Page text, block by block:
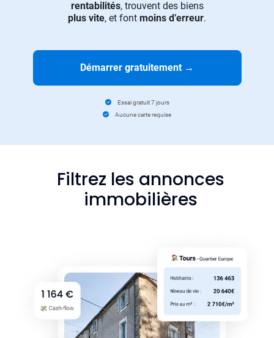
rentabilités, trouvent des biens
plus vite, et font moins d’erreur.
Démarrer gratuitement →
Essai gratuit 7 jours
Aucune carte requise
Filtrez les annonces
immobilières